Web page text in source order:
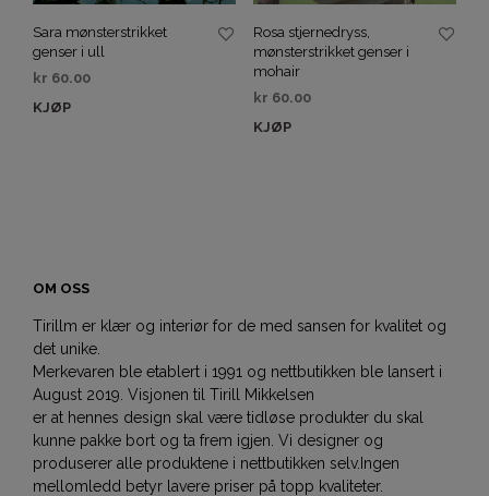
Sara mønsterstrikket
genser i ull
kr 60.00
KJØP
Rosa stjernedryss,
mønsterstrikket genser i
mohair
kr 60.00
KJØP
OM OSS
Tirillm er klær og interiør for de med sansen for kvalitet og
det unike.
Merkevaren ble etablert i 1991 og nettbutikken ble lansert i
August 2019. Visjonen til Tirill Mikkelsen
er at hennes design skal være tidløse produkter du skal
kunne pakke bort og ta frem igjen. Vi designer og
produserer alle produktene i nettbutikken selv.Ingen
mellomledd betyr lavere priser på topp kvaliteter.